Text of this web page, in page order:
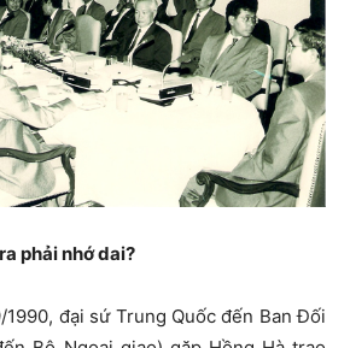
phải nhớ dai?
đại sứ Trung Quốc đến Ban Đối